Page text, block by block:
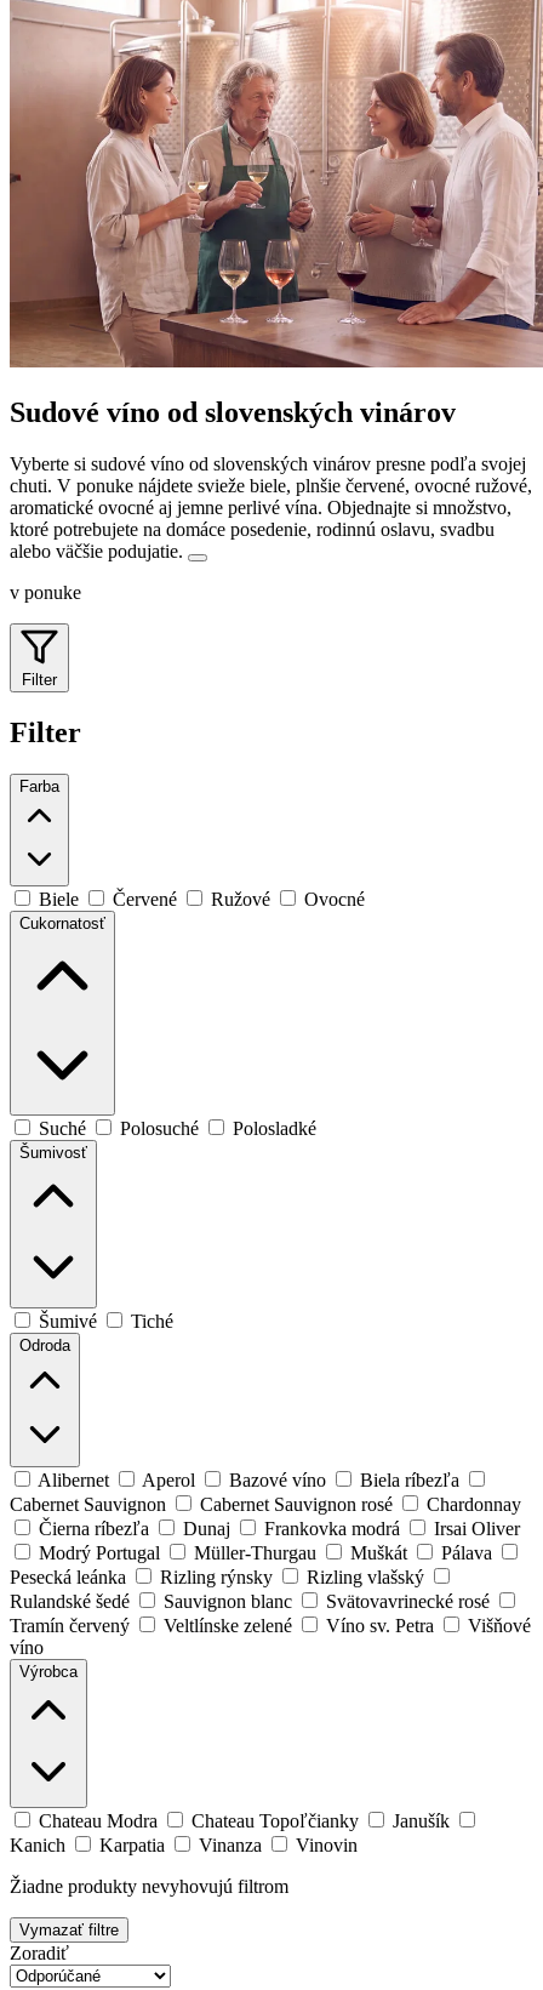
Sudové víno od slovenských vinárov
Vyberte si sudové víno od slovenských vinárov presne podľa svojej
chuti. V ponuke nájdete svieže biele, plnšie červené, ovocné ružové,
aromatické ovocné aj jemne perlivé vína. Objednajte si množstvo,
ktoré potrebujete na domáce posedenie, rodinnú oslavu, svadbu
alebo väčšie podujatie.
v ponuke
Filter
Filter
Farba
Biele Červené Ružové Ovocné
Cukornatosť
Suché Polosuché Polosladké
Šumivosť
Šumivé Tiché
Odroda
Alibernet Aperol Bazové víno
Biela ríbezľa
Cabernet Sauvignon
Cabernet Sauvignon rosé
Chardonnay
Čierna ríbezľa
Dunaj Frankovka modrá
Irsai Oliver
Modrý Portugal
Müller-Thurgau Muškát
Pálava
Pesecká leánka
Rizling rýnsky
Rizling vlašský
Rulandské šedé
Sauvignon blanc
Svätovavrinecké rosé
Tramín červený
Veltlínske zelené Víno sv. Petra
Višňové
víno
Výrobca
Chateau Modra Chateau Topoľčianky
Janušík
Kanich
Karpatia Vinanza
Vinovin
Žiadne produkty nevyhovujú filtrom
Vymazať filtre
Zoradiť